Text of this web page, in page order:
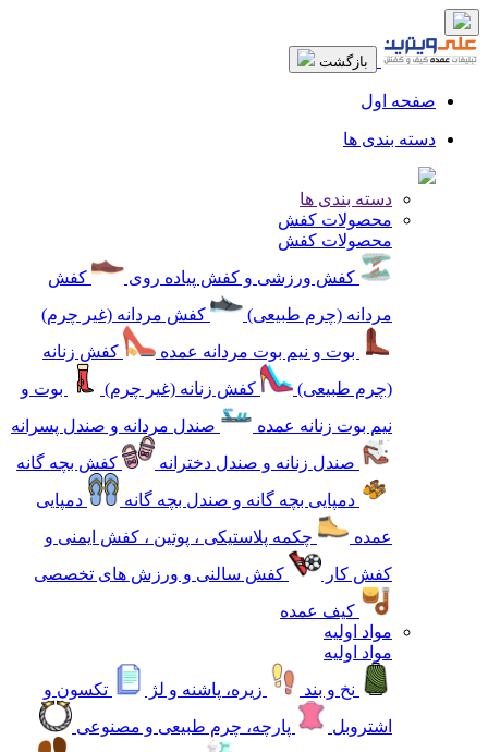
بازگشت
صفحه اول
دسته بندی ها
دسته بندی ها
محصولات کفش
محصولات کفش
کفش ورزشی و کفش پیاده روی
کفش
مردانه (چرم طبیعی)
کفش مردانه (غیر چرم)
بوت و نیم بوت مردانه عمده
کفش زنانه
(چرم طبیعی)
کفش زنانه (غیر چرم)
بوت و
نیم بوت زنانه عمده
صندل مردانه و صندل پسرانه
صندل زنانه و صندل دخترانه
کفش بچه گانه
دمپایی بچه گانه و صندل بچه گانه
دمپایی
عمده
چکمه پلاستیکی ، پوتین ، کفش ایمنی و
کفش کار
کفش سالنی و ورزش های تخصصی
کیف عمده
مواد اولیه
مواد اولیه
نخ و بند
زیره، پاشنه و لژ
تکسون و
اشتروبل
پارچه، چرم طبیعی و مصنوعی